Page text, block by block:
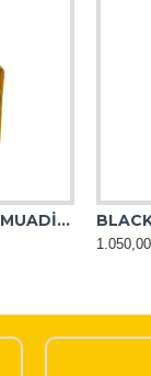
BLACK AFGANO MUADİL ESANS